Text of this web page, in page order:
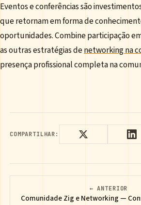
Eventos e conferências são
que retornam em forma de
oportunidades. Combine participação
as outras estratégias denetworking na
presença profissional completa na
COMPARTILHAR:
← ANTERIOR
Comunidade Zig e Networking —